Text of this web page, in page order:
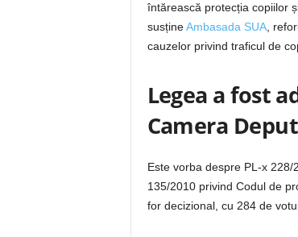
întărească protecția copiilor
susțineAmbasada SUA,
cauzelor privind traficul de
Legea a fost
Camera
Este vorba despre PL-x
135/2010 privind Codul de
for decizional, cu 284 de